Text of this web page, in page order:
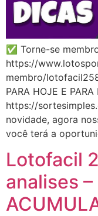
✅ Torne-se
https://
membro/
PARA HOJE E
https://
novidade, agora
você terá a
Lotofacil
analises –